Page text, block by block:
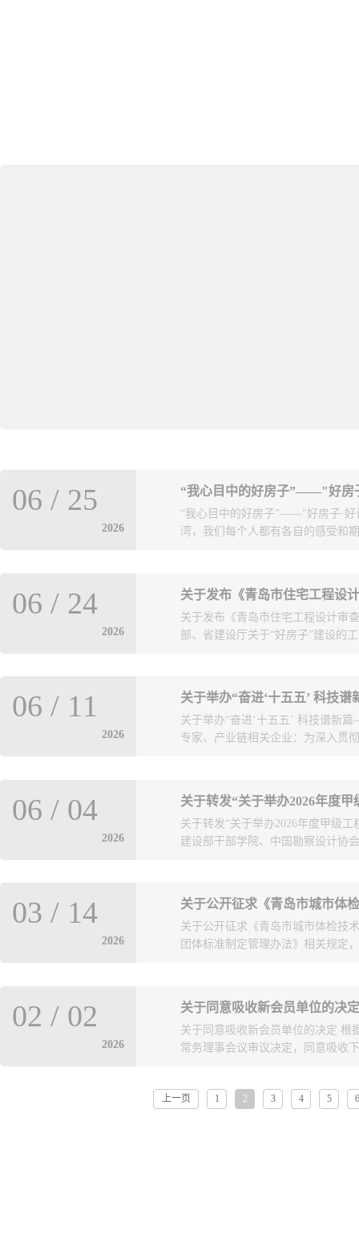
“我心目中的好房子”——"好房
2026
06 / 25
“我心目中的好房子”——"好房子·好
湾，我们每个人都有各自的感受和
能齐全……好房子是什么样子？谁
勘察设计协会为了更好地让设计师
什么宏大的研究，就是想把大家住
——大家真正在意的是什么，哪些
我们。请您扫描下方的二维码填写
关于发布《青岛市住宅工程设
2026
06 / 24
关于发布《青岛市住宅工程设计审
部、省建设厅关于“好房子”建设的
乡建设局关于加强住宅工程设计质
展，我们组织编制了《青岛市住宅
布《青岛市住宅工程设计审查品质
提升指引（2026版）.pdf 青岛市勘
关于举办“奋进‘十五五’ 科技
2026
06 / 11
关于举办“奋进‘十五五’ 科技谱新
专家、产业链相关企业：为深入贯
建厅关于加强建设科技创新与成果
科技创新交流会”，会议紧扣“2026
化、绿色低碳发展方向，汇聚行业
宜通知如下：一、会议时间2026年
计协会、房地产业协会理事会成员
导、行业产业链上下游骨干企业代
（二）技术分享与科普宣讲（议题
打造好房子工业化智能建造新模式
技术骨干准时参会。参会代表名单
qkxmsc@126.com。（二）做技术
关于转发“关于举办2026年度
2026
06 / 04
关于转发“关于举办2026年度甲级
建设部干部学院、中国勘察设计协
勘察单位总工程师培训班的通知”
报，参加培训的单位请填写好《推
协会邮箱xhjszxb@163.com。报名
附件1：关于举办2026年度甲级工
关于公开征求《青岛市城市体
2026
03 / 14
关于公开征求《青岛市城市体检技
团体标准制定管理办法》相关规定
岛市城市规划设计研究院等单位主
体标准的名义发布，现向社会公开
意见：1.信函。邮寄地址：青岛市
子邮件。邮箱：qkxmsc@126.com
关于同意吸收新会员单位的决定
2026
02 / 02
关于同意吸收新会员单位的决定 根
常务理事会议审议决定，同意吸收
员：山东海普勘察设计有限公司青
上一页 1 2 3 4 5 6